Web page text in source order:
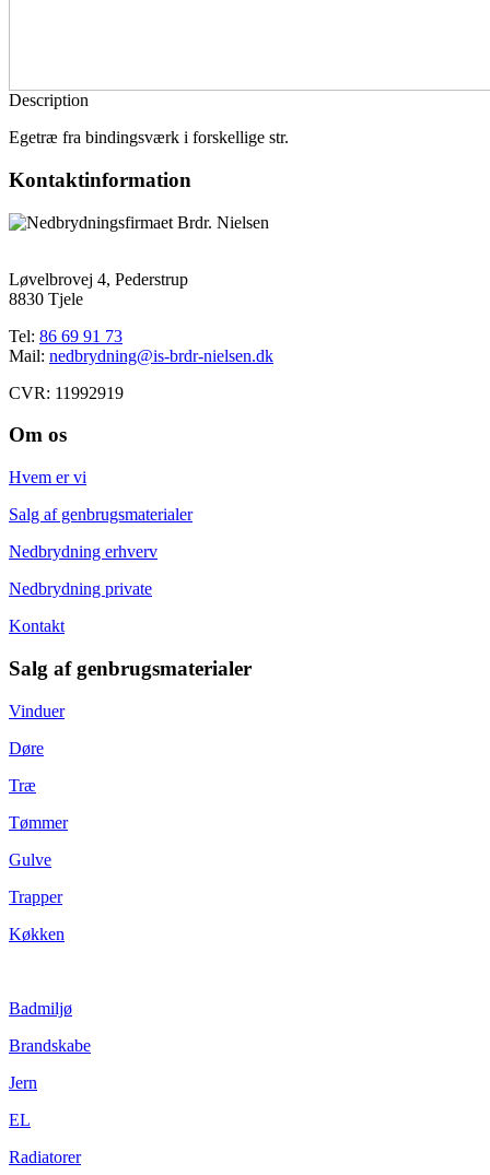
Description
Egetræ fra bindingsværk i forskellige str.
Kontaktinformation
Løvelbrovej 4, Pederstrup
8830 Tjele
Tel: 86 69 91 73
Mail: nedbrydning@is-brdr-nielsen.dk
CVR: 11992919
Om os
Hvem er vi
Salg af genbrugsmaterialer
Nedbrydning erhverv
Nedbrydning private
Kontakt
Salg af genbrugsmaterialer
Vinduer
Døre
Træ
Tømmer
Gulve
Trapper
Køkken
Badmiljø
Brandskabe
Jern
EL
Radiatorer